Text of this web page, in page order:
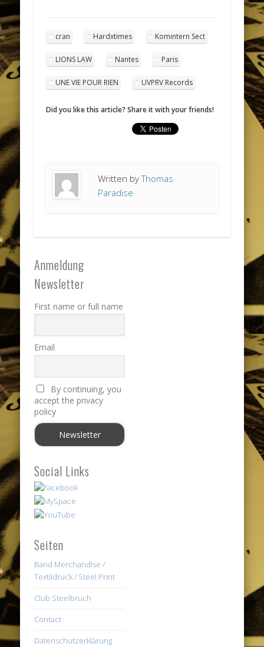
cran Hardxtimes ​Komintern Sect
LIONS LAW Nantes Paris
UNE VIE POUR RIEN UVPRV Records
Did you like this article? Share it with your friends!
Written byThomas
Paradise
Anmeldung
Newsletter
First name or full name
Email
By continuing, you
accept the privacy
policy
Social Links
Seiten
Band Merchandise /
Textildruck / Steel Print
Club Steelbruch
Contact
Datenschutzerklärung